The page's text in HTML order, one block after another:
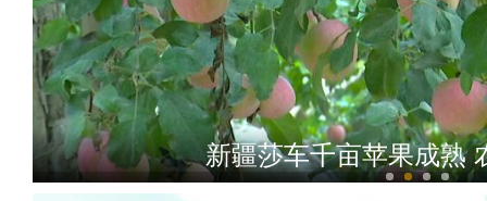
新疆莎车千亩苹果成熟